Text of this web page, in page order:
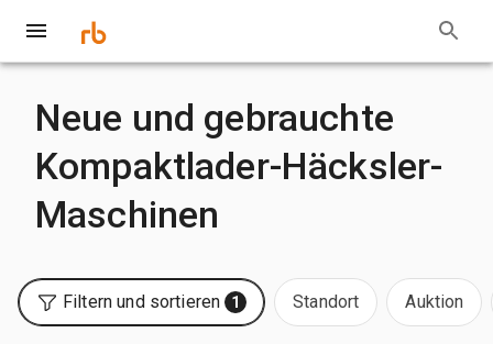
Neue und gebrauchte
Kompaktlader-Häcksler-
Maschinen
Filtern und sortieren 1 Standort Auktion